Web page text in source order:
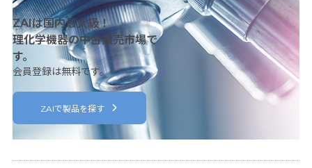
ZAIは国内最大級！
理化学機器の中古販売市場で
す。
会員登録は無料です。
ZAIで製品を探す